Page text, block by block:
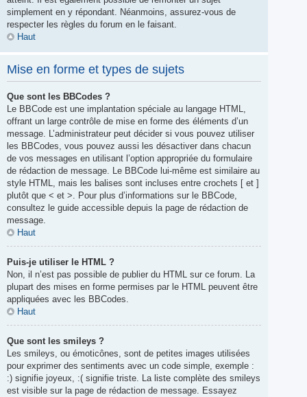
simplement en y répondant. Néanmoins, assurez-vous de
respecter les règles du forum en le faisant.
Haut
Mise en forme et types de sujets
Que sont les BBCodes ?
Le BBCode est une implantation spéciale au langage HTML,
offrant un large contrôle de mise en forme des éléments d’un
message. L’administrateur peut décider si vous pouvez utiliser
les BBCodes, vous pouvez aussi les désactiver dans chacun
de vos messages en utilisant l’option appropriée du formulaire
de rédaction de message. Le BBCode lui-même est similaire au
style HTML, mais les balises sont incluses entre crochets [ et ]
plutôt que < et >. Pour plus d’informations sur le BBCode,
consultez le guide accessible depuis la page de rédaction de
message.
Haut
Puis-je utiliser le HTML ?
Non, il n’est pas possible de publier du HTML sur ce forum. La
plupart des mises en forme permises par le HTML peuvent être
appliquées avec les BBCodes.
Haut
Que sont les smileys ?
Les smileys, ou émoticônes, sont de petites images utilisées
pour exprimer des sentiments avec un code simple, exemple :
:) signifie joyeux, :( signifie triste. La liste complète des smileys
est visible sur la page de rédaction de message. Essayez